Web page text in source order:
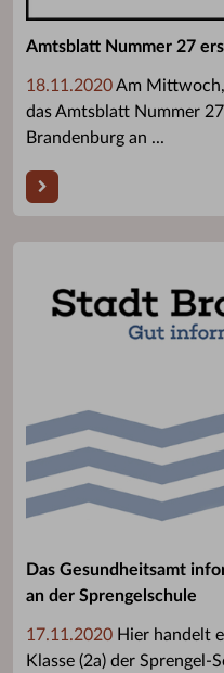
Amtsblatt Nummer 27
18.11.2020Am
das Amtsblatt Nummer
Brandenburg an ...
Das Gesundheitsamt
an der Sprengelschule
17.11.2020 Hier handelt
Klasse (2a) der Sprengel-